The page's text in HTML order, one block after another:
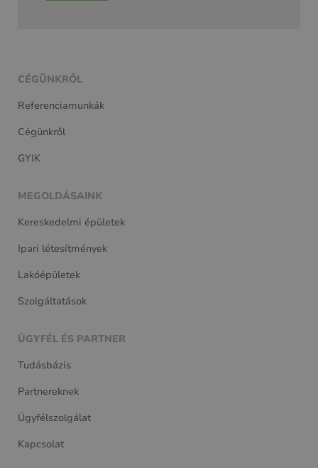
CÉGÜNKRŐL
Referenciamunkák
Cégünkről
GYIK
MEGOLDÁSAINK
Kereskedelmi épületek
Ipari létesítmények
Lakóépületek
Szolgáltatások
ÜGYFÉL ÉS PARTNER
Tudásbázis
Partnereknek
Ügyfélszolgálat
Kapcsolat